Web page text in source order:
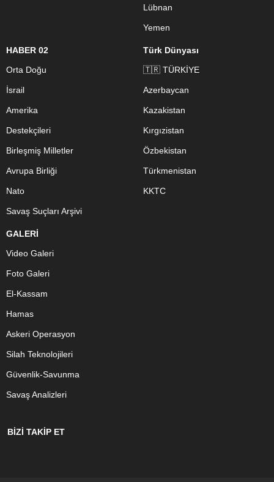
Lübnan
Yemen
HABER 02
Orta Doğu
İsrail
Amerika
Destekçileri
Birleşmiş Milletler
Avrupa Birliği
Nato
Savaş Suçları Arşivi
Türk Dünyası
🇹🇷 TÜRKİYE
Azerbaycan
Kazakistan
Kırgızistan
Özbekistan
Türkmenistan
KKTC
GALERİ
Video Galeri
Foto Galeri
El-Kassam
Hamas
Askeri Operasyon
Silah Teknolojileri
Güvenlik-Savunma
Savaş Analizleri
BİZİ TAKİP ET